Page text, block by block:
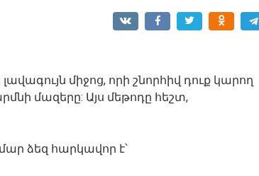
միջոց, որի շնորհիվ դուք կարող
մազերը: Այս մեթոդը հեշտ,
ձեզ հարկավոր է՝